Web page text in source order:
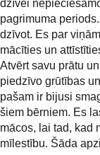
dzīvei
pagrimuma
dzīvot. Es par
mācīties un
Atvērt savu prātu
piedzīvo grūtības
pašam ir bijusi
šiem bērniem. Es
mācos, lai tad, kad
mīlestību. Šāda